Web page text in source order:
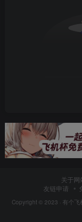
关于网
友链申请
Copyright © 2023 · 有个飞